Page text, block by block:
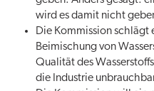
wird es damit nicht
Die Kommission schlägt
Beimischung von
Qualität des
die Industrie